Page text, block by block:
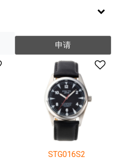
申请
添加到愿望清单 添
STG016S2